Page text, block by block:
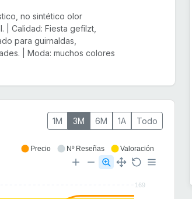
no sintético olor
| Calidad: Fiesta gefilzt,
para guirnaldas,
| Moda: muchos colores
1M 3M 6M 1A Todo
169
Precio Nº Reseñas Valoración